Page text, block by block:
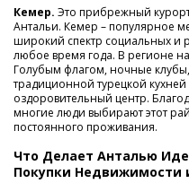
Кемер. Это прибрежный
Антальи. Кемер – популярное
широкий спектр социальных и
любое время года. В регионе
Голубым флагом, ночные
традиционной турецкой
оздоровительный центр.
многие люди выбирают этот
постоянного проживания.
Что Делает Анталью
Покупки Недвижимости